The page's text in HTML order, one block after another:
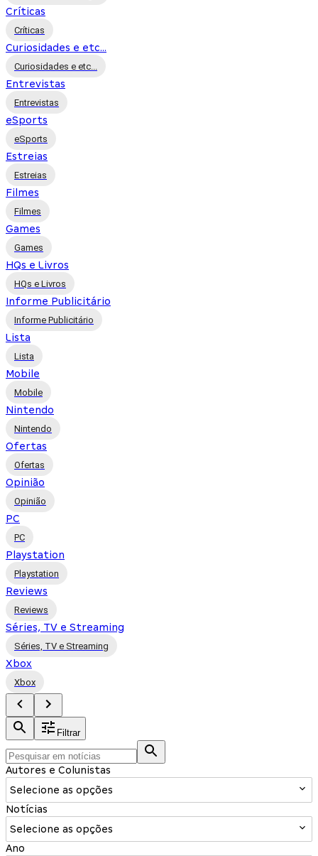
Críticas
Críticas
Curiosidades e etc...
Curiosidades e etc...
Entrevistas
Entrevistas
eSports
eSports
Estreias
Estreias
Filmes
Filmes
Games
Games
HQs e Livros
HQs e Livros
Informe Publicitário
Informe Publicitário
Lista
Lista
Mobile
Mobile
Nintendo
Nintendo
Ofertas
Ofertas
Opinião
Opinião
PC
PC
Playstation
Playstation
Reviews
Reviews
Séries, TV e Streaming
Séries, TV e Streaming
Xbox
Xbox
Filtrar
Autores e Colunistas
Selecione as opções
Notícias
Selecione as opções
Ano